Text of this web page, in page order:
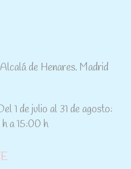
de Henares. Madrid
1 de julio al 31 de agosto:
a 15:00 h